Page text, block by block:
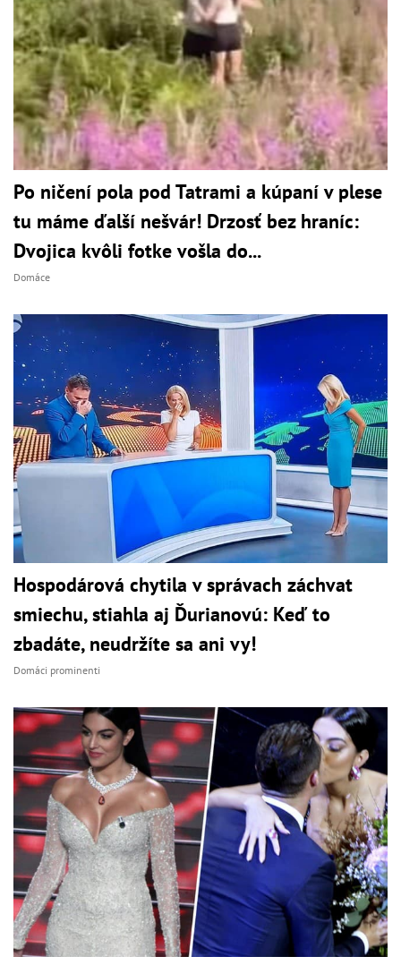
Po ničení pola pod Tatrami a kúpaní v plese
tu máme ďalší nešvár! Drzosť bez hraníc:
Dvojica kvôli fotke vošla do...
Domáce
Hospodárová chytila v správach záchvat
smiechu, stiahla aj Ďurianovú: Keď to
zbadáte, neudržíte sa ani vy!
Domáci prominenti